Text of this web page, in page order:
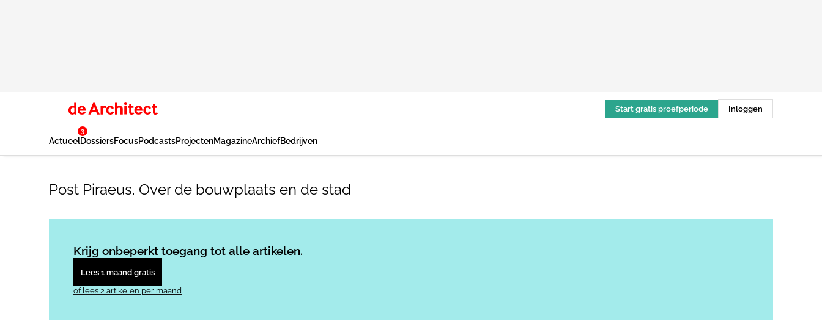
Start gratis proefperiode Inloggen
Actueel
3
DossiersFocusPodcastsProjectenMagazineArchiefBedrijven
Post Piraeus. Over de bouwplaats en de stad
Krijg onbeperkt toegang tot alle artikelen.
Lees 1 maand gratis
of lees 2 artikelen per maand